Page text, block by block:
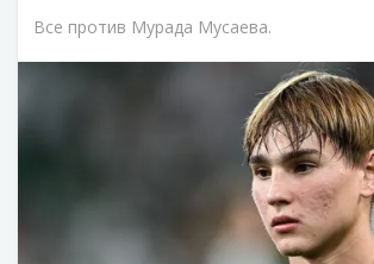
Все против Мурада Мусаева.